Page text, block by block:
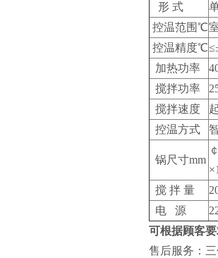
形 式
控温范围℃
控温精度℃
加热功率
搅拌功率
搅拌速度
控温方式
锅尺寸mm
搅 拌 量
电 源
可根据顾客
售后服务：